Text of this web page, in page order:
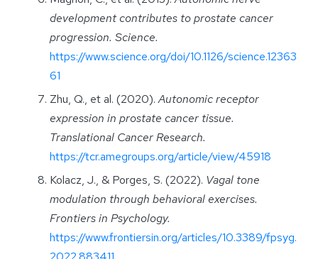
development contributes to prostate cancer
progression. Science.
https://www.science.org/doi/10.1126/science.12363
61
Zhu, Q., et al. (2020).Autonomic receptor
expression in prostate cancer tissue.
Translational Cancer Research.
https://tcr.amegroups.org/article/view/45918
Kolacz, J., & Porges, S. (2022). Vagal tone
modulation through behavioral exercises.
Frontiers in Psychology.
https://www.frontiersin.org/articles/10.3389/fpsyg.